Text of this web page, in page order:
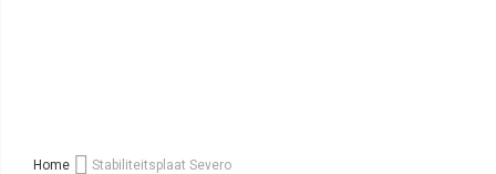
Home Stabiliteitsplaat Severo